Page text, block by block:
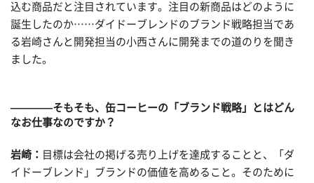
込む商品だと注目されています。注目の新商品はどのように
誕生したのか……ダイドーブレンドのブランド戦略担当であ
る岩崎さんと開発担当の小西さんに開発までの道のりを聞き
ました。
————そもそも、缶コーヒーの「ブランド戦略」とはどん
なお仕事なのですか？
岩崎： 目標は会社の掲げる売り上げを達成することと、「ダ
イドーブレンド」ブランドの価値を高めること。そのために